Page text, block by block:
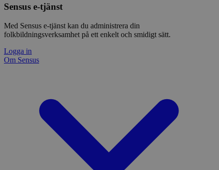
Sensus e-tjänst
Med Sensus e-tjänst kan du administrera din
folkbildningsverksamhet på ett enkelt och smidigt sätt.
Logga in
Om Sensus